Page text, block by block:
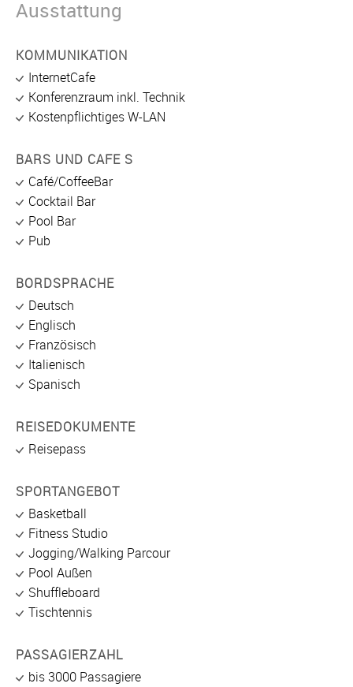
Ausstattung
KOMMUNIKATION
InternetCafe
Konferenzraum inkl. Technik
Kostenpflichtiges W-LAN
BARS UND CAFE S
Café/CoffeeBar
Cocktail Bar
Pool Bar
Pub
BORDSPRACHE
Deutsch
Englisch
Französisch
Italienisch
Spanisch
REISEDOKUMENTE
Reisepass
SPORTANGEBOT
Basketball
Fitness Studio
Jogging/Walking Parcour
Pool Außen
Shuffleboard
Tischtennis
PASSAGIERZAHL
bis 3000 Passagiere